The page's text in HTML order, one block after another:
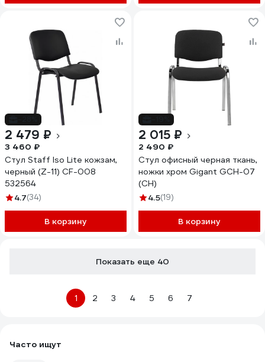
2 479 ₽
3 460 ₽
Стул Staff Iso Lite кожзам,
черный (Z-11) CF-008
532564
4.7(34)
В корзину
2 015 ₽
2 490 ₽
Стул офисный черная ткань,
ножки хром Gigant GCH-07
(CH)
4.5(19)
В корзину
Показать еще 40
1 2 3 4 5 6 7
Часто ищут